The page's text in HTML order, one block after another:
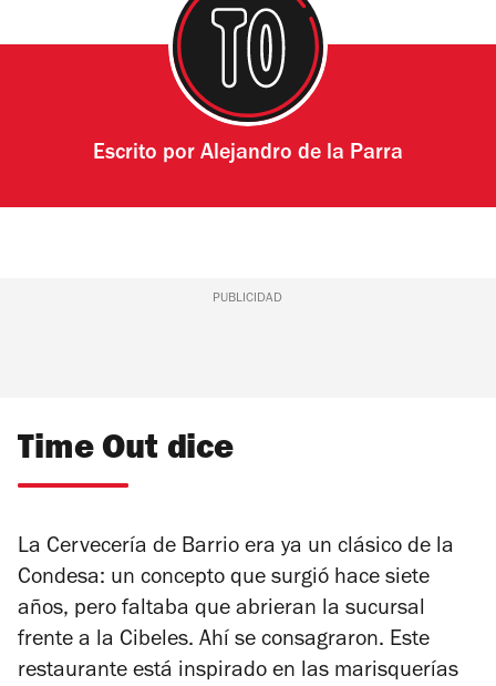
Escrito por Alejandro de la Parra
PUBLICIDAD
Time Out dice
La Cervecería de Barrio era ya un clásico de la
Condesa: un concepto que surgió hace siete
años, pero faltaba que abrieran la sucursal
frente a la Cibeles. Ahí se consagraron. Este
restaurante está inspirado en las marisquerías